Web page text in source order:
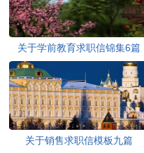
关于学前教育求职信锦集6篇
关于销售求职信模板九篇